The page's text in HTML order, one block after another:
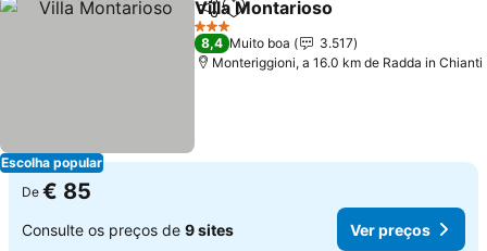
Escolha popular
PartilharAdicionar aos favoritos
Villa Montarioso
3 Estrelas
8,4 Muito boa
3.517
Monteriggioni, a 16.0 km de Radda in Chianti
De € 85
Consulte os preços de 9 sites Ver preços